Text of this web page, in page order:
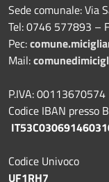
Sede comunale: Via
Tel: 0746 577893 –
Pec:
Mail:
P.IVA: 00113670574
Codice IBAN presso
Codice Univoco
UF1RH7